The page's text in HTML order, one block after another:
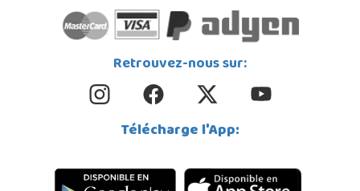
Retrouvez-nous sur:
Télécharge l'App: